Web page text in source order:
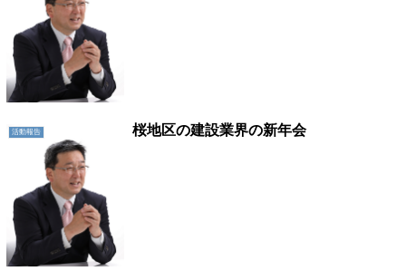
活動報告 桜地区の建設業界の新年会